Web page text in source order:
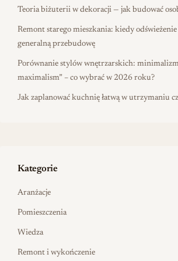
Teoria biżuterii w dekoracji — jak budować
Remont starego mieszkania: kiedy
generalną przebudowę
Porównanie stylów wnętrzarskich:
maximalism” – co wybrać w 2026 roku?
Jak zaplanować kuchnię łatwą w utrzymaniu
Kategorie
Aranżacje
Pomieszczenia
Wiedza
Remont i wykończenie